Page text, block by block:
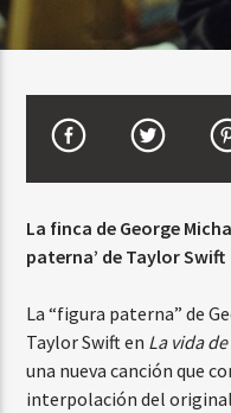
CURRENT SHOW
3:00 AM
Beone Radio
La finca de George
paterna’ de Taylor Swift
La “figura paterna” de
Taylor Swift en La vida
una nueva canción que
interpolación del